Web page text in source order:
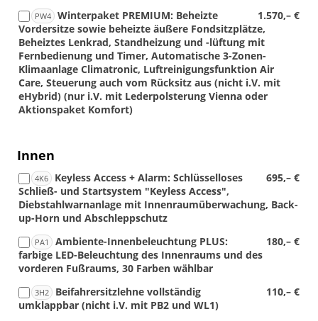
PW4 1.570,– €
Winterpaket PREMIUM: Beheizte
Vordersitze sowie beheizte äußere Fondsitzplätze,
Beheiztes Lenkrad, Standheizung und -lüftung mit
Fernbedienung und Timer, Automatische 3-Zonen-
Klimaanlage Climatronic, Luftreinigungsfunktion Air
Care, Steuerung auch vom Rücksitz aus (nicht i.V. mit
eHybrid) (nur i.V. mit Lederpolsterung Vienna oder
Aktionspaket Komfort)
Innen
4K6 695,– €
Keyless Access + Alarm: Schlüsselloses
Schließ- und Startsystem "Keyless Access",
Diebstahlwarnanlage mit Innenraumüberwachung, Back-
up-Horn und Abschleppschutz
PA1 180,– €
Ambiente-Innenbeleuchtung PLUS:
farbige LED-Beleuchtung des Innenraums und des
vorderen Fußraums, 30 Farben wählbar
3H2 110,– €
Beifahrersitzlehne vollständig
umklappbar (nicht i.V. mit PB2 und WL1)